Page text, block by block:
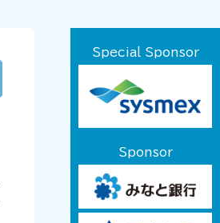
Special Sponsor
Sponsor